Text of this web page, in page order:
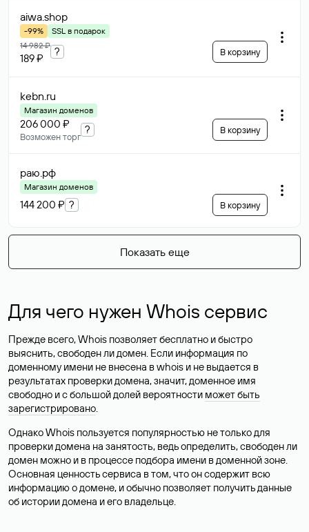
aiwa.shop
-99%
SSL в подарок
14 982 ₽
189 ₽
? В корзину
kebn.ru
Магазин доменов
206 000 ₽
Возможен торг
? В корзину
раю.рф
Магазин доменов
144 200 ₽ ? В корзину
Показать еще
Для чего нужен Whois сервис
Прежде всего, Whois позволяет бесплатно и быстро
выяснить, свободен ли домен. Если информация по
доменному имени не внесена в whois и не выдается в
результатах проверки домена, значит, доменное имя
свободно и с большой долей вероятности может быть
зарегистрировано.
Однако Whois пользуется популярностью не только для
проверки домена на занятость, ведь определить, свободен ли
домен можно и в процессе подбора имени в доменной зоне.
Основная ценность сервиса в том, что он содержит всю
информацию о домене, и обычно позволяет получить данные
об истории домена и его владельце.